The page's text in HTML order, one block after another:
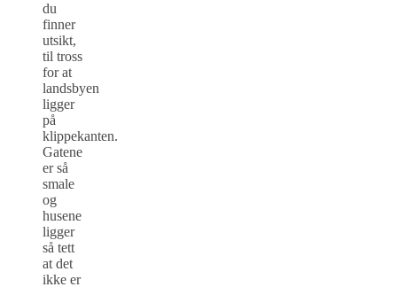
du
finner
utsikt,
til tross
for at
landsbyen
ligger
på
klippekanten.
Gatene
er så
smale
og
husene
ligger
så tett
at det
ikke er